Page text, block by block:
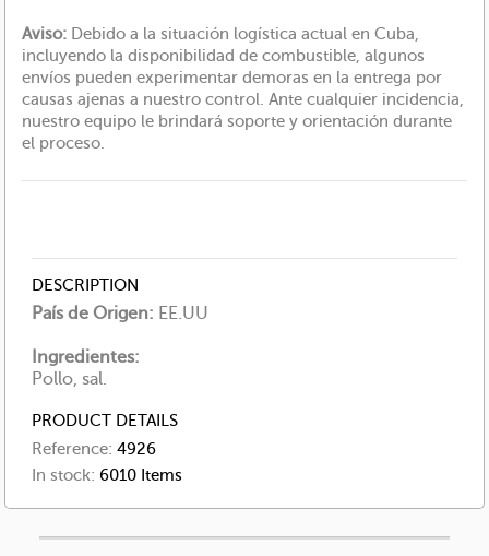
Aviso: Debido a la situación logística actual en Cuba,
incluyendo la disponibilidad de combustible, algunos
envíos pueden experimentar demoras en la entrega por
causas ajenas a nuestro control. Ante cualquier incidencia,
nuestro equipo le brindará soporte y orientación durante
el proceso.
DESCRIPTION
País de Origen: EE.UU
Ingredientes:
Pollo, sal.
PRODUCT DETAILS
Reference: 4926
In stock: 6010 Items